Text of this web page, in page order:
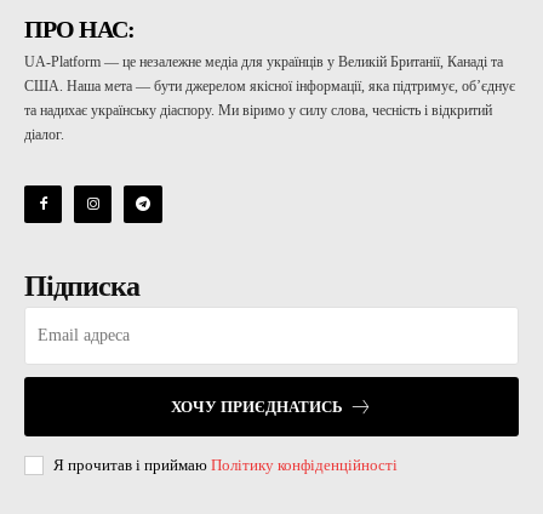
ПРО НАС:
UA-Platform — це незалежне медіа для українців у Великій Британії, Канаді та
США. Наша мета — бути джерелом якісної інформації, яка підтримує, об’єднує
та надихає українську діаспору. Ми віримо у силу слова, чесність і відкритий
діалог.
Підписка
ХОЧУ ПРИЄДНАТИСЬ
Я прочитав і приймаю Політику конфіденційності